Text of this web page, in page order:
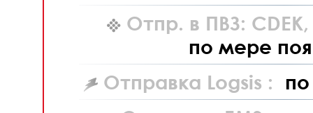
Отпр. в ПВЗ: CDEK,
по мере
Отправка Logsis :